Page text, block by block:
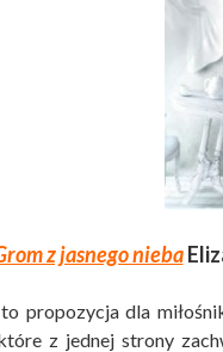
z jasnego nieba
propozycja dla
z jednej strony